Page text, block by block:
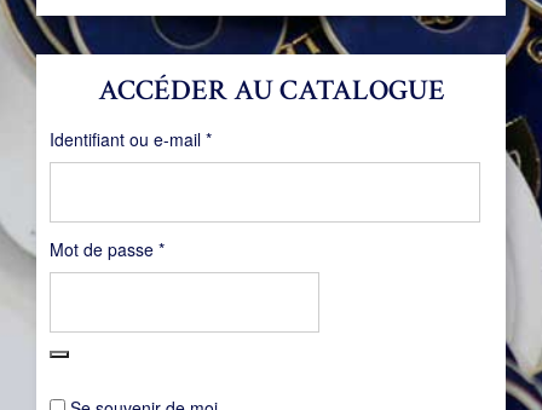
ACCÉDER AU CATALOGUE
Identifiant ou e-mail *Obligatoire
Mot de passe *Obligatoire